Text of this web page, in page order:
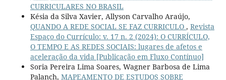
CURRICULARES NO BRASIL
Késia da Silva Xavier, Allyson Carvalho Araújo,
QUANDO A REDE SOCIAL SE FAZ CURRICULO , Revista
Espaço do Currículo: v. 17 n. 2 (2024): O CURRÍCULO,
O TEMPO E AS REDES SOCIAIS: lugares de afetos e
aceleração da vida [Publicação em Fluxo Contínuo]
Soria Pereira Lima Soares, Wagner Barbosa de Lima
Palanch, MAPEAMENTO DE ESTUDOS SOBRE